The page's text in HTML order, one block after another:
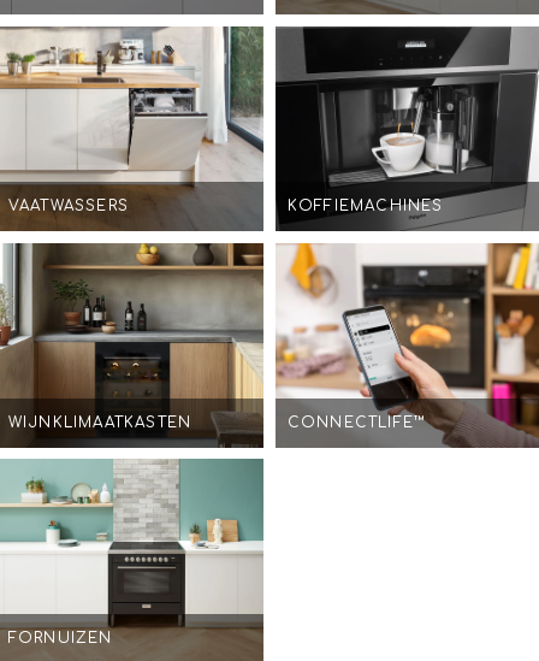
VAATWASSERS KOFFIEMACHINES
WIJNKLIMAATKASTEN CONNECTLIFE™
FORNUIZEN